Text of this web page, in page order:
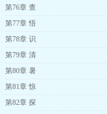
第76章 查
第77章 悟
第78章 识
第79章 清
第80章 暑
第81章 惊
第82章 探